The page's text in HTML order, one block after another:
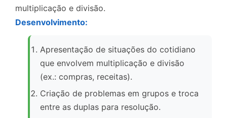
multiplicação e divisão.
Desenvolvimento:
Apresentação de situações do cotidiano
que envolvem multiplicação e divisão
(ex.: compras, receitas).
Criação de problemas em grupos e troca
entre as duplas para resolução.